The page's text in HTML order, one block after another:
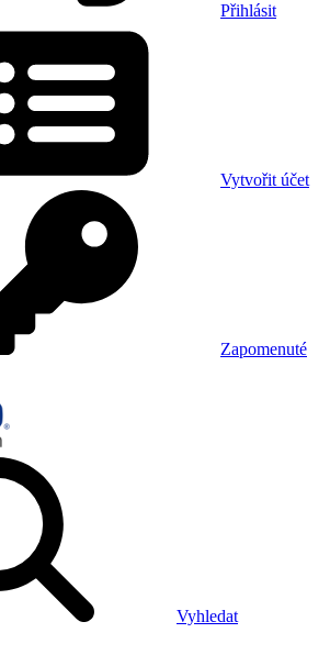
Přihlásit
Vytvořit účet
Zapomenuté
Vyhledat